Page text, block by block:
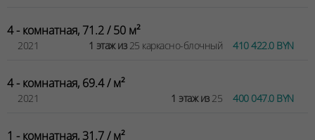
4 - комнатная, 71.2 / 50 м²
2021 1 этаж из25 каркасно-блочный 410 422.0 BYN
4 - комнатная, 69.4 / м²
2021 1 этаж из25 400 047.0 BYN
1 - комнатная, 31.7 / м²